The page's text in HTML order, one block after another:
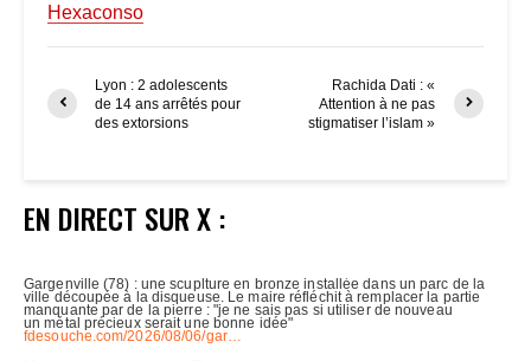
Hexaconso
Lyon : 2 adolescents
de 14 ans arrêtés pour
des extorsions
Rachida Dati : «
Attention à ne pas
stigmatiser l’islam »
EN DIRECT SUR X :